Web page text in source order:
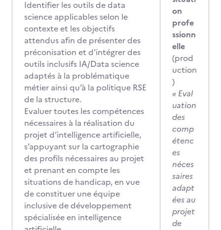
Identifier les outils de data
science applicables selon le
contexte et les objectifs
attendus afin de présenter des
préconisation et d’intégrer des
outils inclusifs IA/Data science
adaptés à la problématique
métier ainsi qu’à la politique RSE
de la structure.
Evaluer toutes les compétences
nécessaires à la réalisation du
projet d’intelligence artificielle,
s’appuyant sur la cartographie
des profils nécessaires au projet
et prenant en compte les
situations de handicap, en vue
de constituer une équipe
inclusive de développement
spécialisée en intelligence
on
profe
ssionn
elle
(prod
uction
)
« Eval
uation
des
comp
étenc
es
néces
saires
adapt
ées au
projet
de